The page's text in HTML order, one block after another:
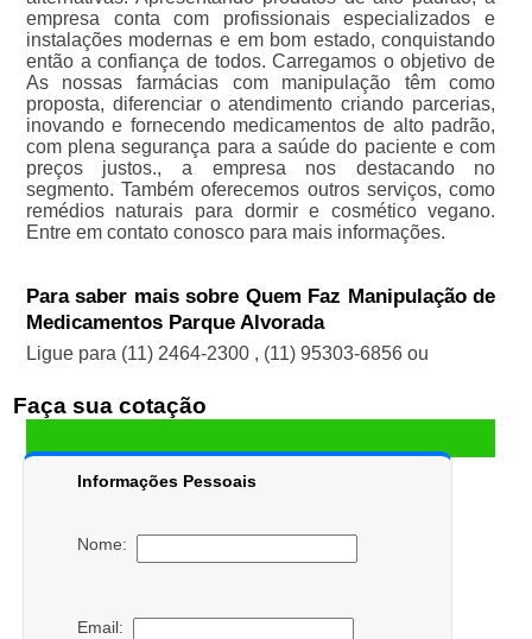
empresa conta com profissionais especializados e
instalações modernas e em bom estado, conquistando
então a confiança de todos. Carregamos o objetivo de
As nossas farmácias com manipulação têm como
proposta, diferenciar o atendimento criando parcerias,
inovando e fornecendo medicamentos de alto padrão,
com plena segurança para a saúde do paciente e com
preços justos., a empresa nos destacando no
segmento. Também oferecemos outros serviços, como
remédios naturais para dormir e cosmético vegano.
Entre em contato conosco para mais informações.
Para saber mais sobre Quem Faz Manipulação de
Medicamentos Parque Alvorada
Ligue para (11) 2464-2300 , (11) 95303-6856 ou
Faça sua cotação
Informações Pessoais
Nome:
Email: